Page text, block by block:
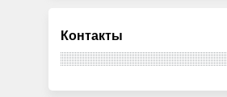
Контакты